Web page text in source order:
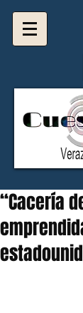
“Cacería